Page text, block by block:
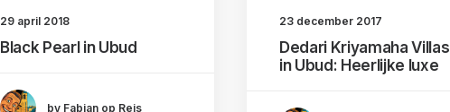
29 april 2018
Black Pearl in Ubud
by Fabian op Reis
23 december 2017
Dedari Kriyamaha Villas
in Ubud: Heerlijke luxe